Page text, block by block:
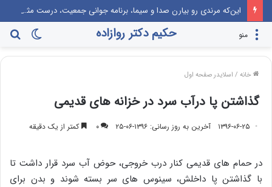
این‌که مرندی رو بیارن صدا‌ و سیما، برنامه جوانی جمعیت، درست مثل این می‌مونه که صدام رو دعوت کنن راهیان نور!
تغییر
پوسته
حکیم دکتر روازاده منو
خانه / اسلایدر صفحه اول
گذاشتن پا درآب سرد در خزانه های قدیمی
۱۳۹۶-۰۶-۲۵ آخرین به روز رسانی: ۱۳۹۶-۰۶-۲۵ ۰ کمتر از یک دقیقه
در حمام های قدیمی کنار درب خروجی، حوض آب سرد قرار داشت تا
با گذاشتن پا داخلش، سینوس های‌‌ سر بسته شوند و بدن برای